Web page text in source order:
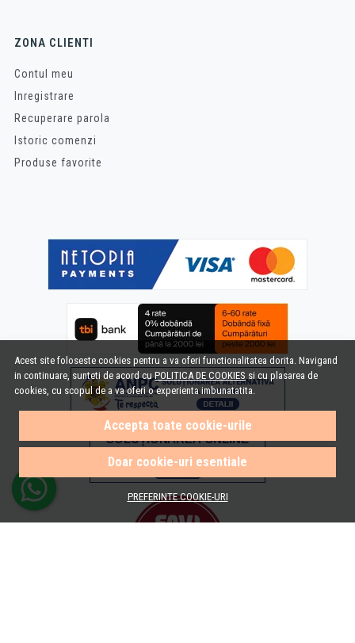
Acest site foloseste cookies pentru a va oferi functionalitatea dorita. Navigand
in continuare, sunteti de acord cuPOLITICA DE COOKIES si cu plasarea de
cookies, cu scopul de a va oferi o experienta imbunatatita.
Accepta toate cookie-urile
Doar cookie-uri esentiale
PREFERINTE COOKIE-URI
ZONA CLIENTI
Contul meu
Inregistrare
Recuperare parola
Istoric comenzi
Produse favorite